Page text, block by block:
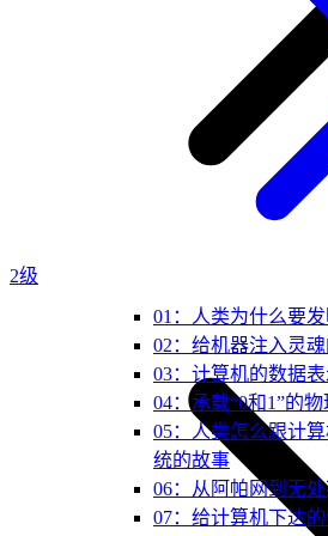
01：人类为什么要发
02：给机器注入灵
03：计算机的数据
04：承载“0和1”的
05：人类怎么跟计
统的故事
06：从阿帕网到无
07：给计算机下达
2级